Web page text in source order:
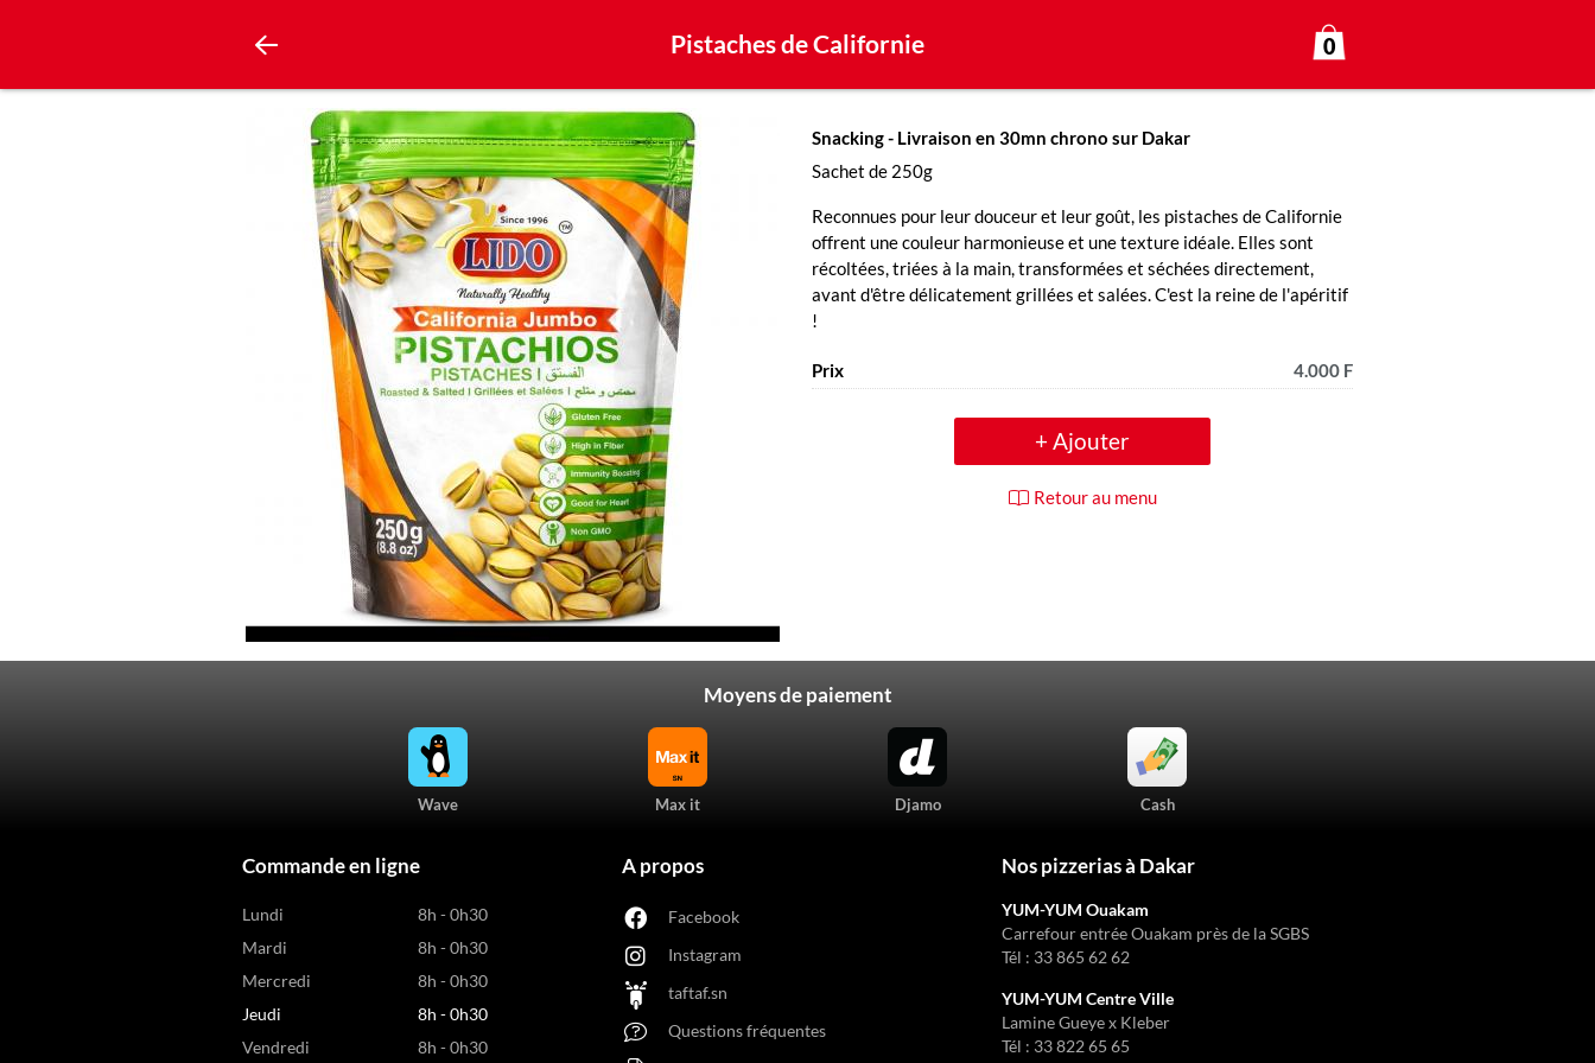
Pistaches de Californie 0
Snacking- Livraison en 30mn chrono sur Dakar
Sachet de 250g
Reconnues pour leur douceur et leur goût, les pistaches de Californie
offrent une couleur harmonieuse et une texture idéale. Elles sont
récoltées, triées à la main, transformées et séchées directement,
avant d'être délicatement grillées et salées. C'est la reine de l'apéritif
!
Prix 4.000 F
+ Ajouter
Retour au menu
Moyens de paiement
Wave Max it Djamo Cash
Commande en ligne
Lundi
8h - 0h30
Mardi
8h - 0h30
Mercredi
8h - 0h30
Jeudi
8h - 0h30
Vendredi
8h - 0h30
A propos
Facebook
Instagram
taftaf.sn
Questions fréquentes
Nos pizzerias à Dakar
YUM-YUM Ouakam
Carrefour entrée Ouakam près de la SGBS
Tél : 33 865 62 62
YUM-YUM Centre Ville
Lamine Gueye x Kleber
Tél : 33 822 65 65